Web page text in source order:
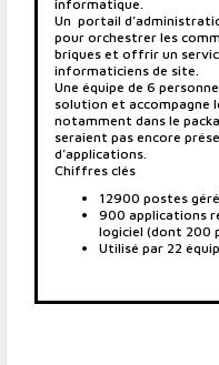
informatique.
Un portail
pour orchestrer les
briques et offrir un
informaticiens de site.
Une équipe de 6
solution et accompagne
notamment dans le
seraient pas encore
d’applications.
Chiffres clés
12900 postes
900 applications
logiciel (dont 200
Utilisé par 22